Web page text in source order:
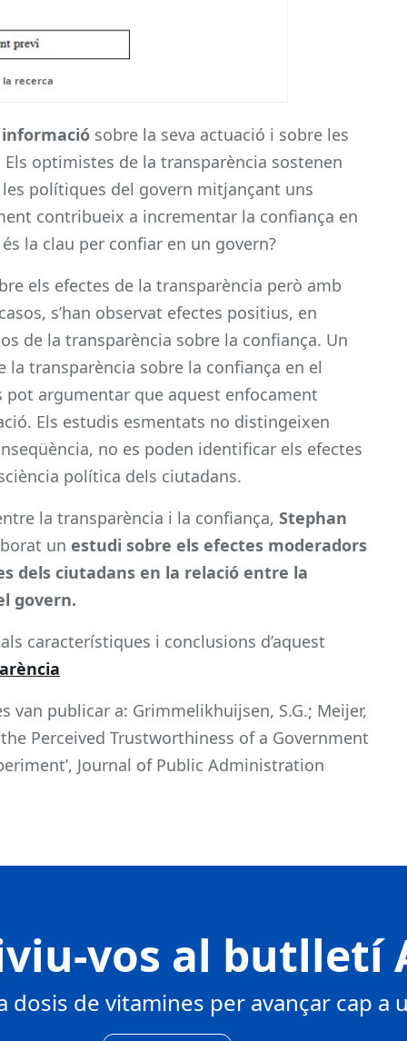
la recerca
sobre la seva actuació i sobre les
optimistes de la transparència sostenen
polítiques del govern mitjançant uns
contribueix a incrementar la confiança en
la clau per confiar en un govern?
els efectes de la transparència però amb
s’han observat efectes positius, en
de la transparència sobre la confiança. Un
la transparència sobre la confiança en el
pot argumentar que aquest enfocament
Els estudis esmentats no distingeixen
no es poden identificar els efectes
política dels ciutadans.
la transparència i la confiança, Stephan
un estudi sobre els efectes moderadors
dels ciutadans en la relació entre la
govern.
característiques i conclusions d’aquest
van publicar a: Grimmelikhuijsen, S.G.; Meijer,
the Perceived Trustworthiness of a Government
Journal of Public Administration
vos al butlletí
dosis de vitamines per avançar cap a